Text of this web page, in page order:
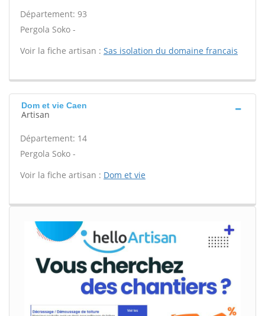
Département: 93
Pergola Soko -
Voir la fiche artisan : Sas isolation du domaine francais
Dom et vie Caen
Artisan
Département: 14
Pergola Soko -
Voir la fiche artisan : Dom et vie